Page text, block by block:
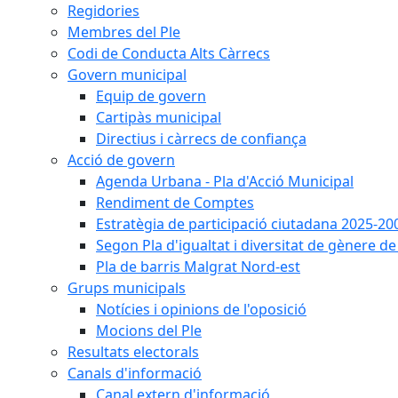
Regidories
Membres del Ple
Codi de Conducta Alts Càrrecs
Govern municipal
Equip de govern
Cartipàs municipal
Directius i càrrecs de confiança
Acció de govern
Agenda Urbana - Pla d'Acció Municipal
Rendiment de Comptes
Estratègia de participació ciutadana 2025-
Segon Pla d'igualtat i diversitat de gènere
Pla de barris Malgrat Nord-est
Grups municipals
Notícies i opinions de l'oposició
Mocions del Ple
Resultats electorals
Canals d'informació